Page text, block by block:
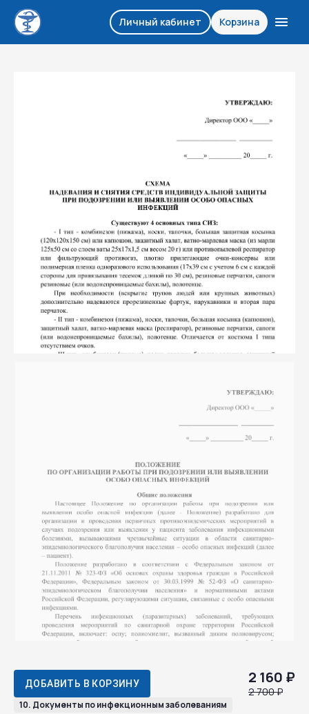
Личный кабинет Корзина
10. Документы по инфекционным заболеваниям
2 160 ₽
2 700 ₽
ДОБАВИТЬ В КОРЗИНУ